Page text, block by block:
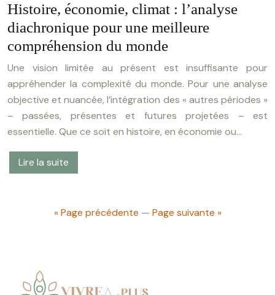
Histoire, économie, climat : l’analyse
diachronique pour une meilleure
compréhension du monde
Une vision limitée au présent est insuffisante pour
appréhender la complexité du monde. Pour une analyse
objective et nuancée, l’intégration des « autres périodes »
– passées, présentes et futures projetées – est
essentielle. Que ce soit en histoire, en économie ou…
Lire la suite
« Page précédente — Page suivante »